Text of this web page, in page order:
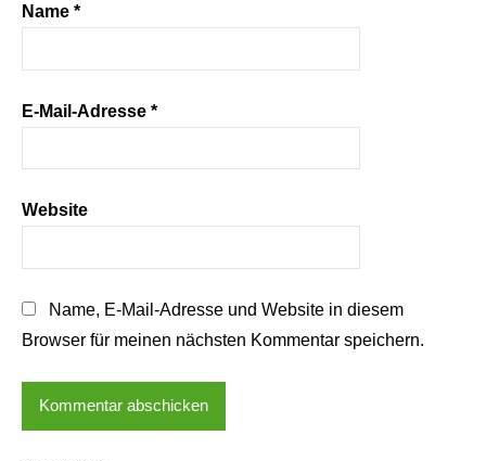
Name *
E-Mail-Adresse *
Website
Name, E-Mail-Adresse und Website in diesem
Browser für meinen nächsten Kommentar speichern.